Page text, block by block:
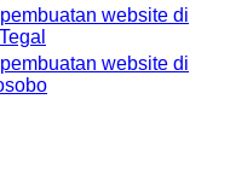
website di
website di